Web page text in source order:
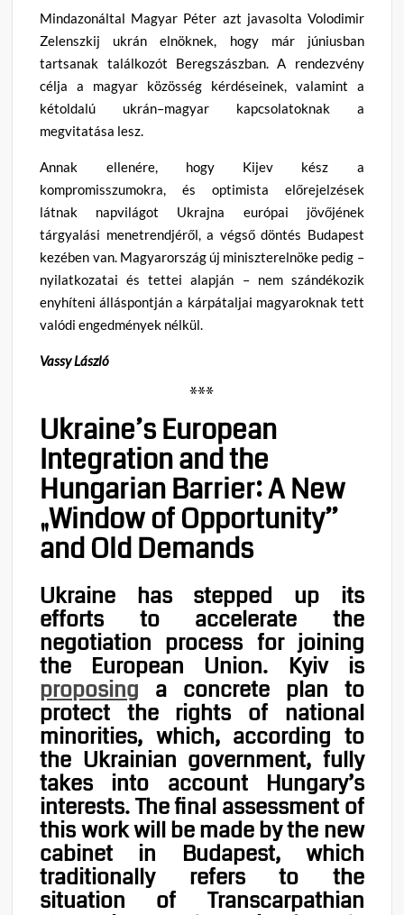
Mindazonáltal Magyar Péter azt javasolta Volodimir
Zelenszkij ukrán elnöknek, hogy már júniusban
tartsanak találkozót Beregszászban. A rendezvény
célja a magyar közösség kérdéseinek, valamint a
kétoldalú ukrán–magyar kapcsolatoknak a
megvitatása lesz.
Annak ellenére, hogy Kijev kész a
kompromisszumokra, és optimista előrejelzések
látnak napvilágot Ukrajna európai jövőjének
tárgyalási menetrendjéről, a végső döntés Budapest
kezében van. Magyarország új miniszterelnöke pedig –
nyilatkozatai és tettei alapján – nem szándékozik
enyhíteni álláspontján a kárpátaljai magyaroknak tett
valódi engedmények nélkül.
Vassy László
***
Ukraine’s European
Integration and the
Hungarian Barrier: A New
„Window of Opportunity”
and Old Demands
Ukraine has stepped up its
efforts to accelerate the
negotiation process for joining
the European Union. Kyiv is
proposing a concrete plan to
protect the rights of national
minorities, which, according to
the Ukrainian government, fully
takes into account Hungary’s
interests. The final assessment of
this work will be made by the new
cabinet in Budapest, which
traditionally refers to the
situation of Transcarpathian